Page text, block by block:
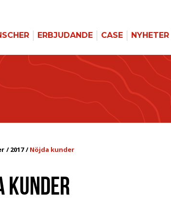
ERBJUDANDE CASE NYHETER
2017 Nöjda kunder
KUNDER